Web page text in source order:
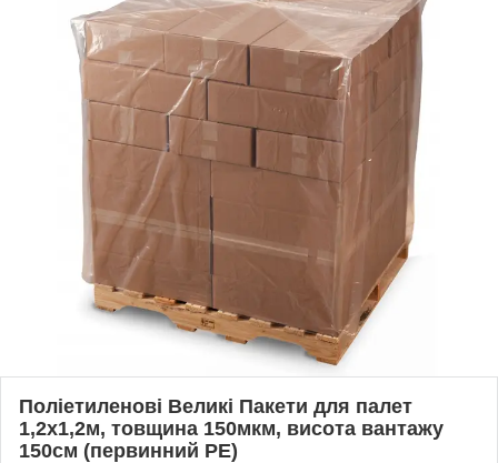
Поліетиленові Великі Пакети для палет
1,2х1,2м, товщина 150мкм, висота вантажу
150см (первинний PE)